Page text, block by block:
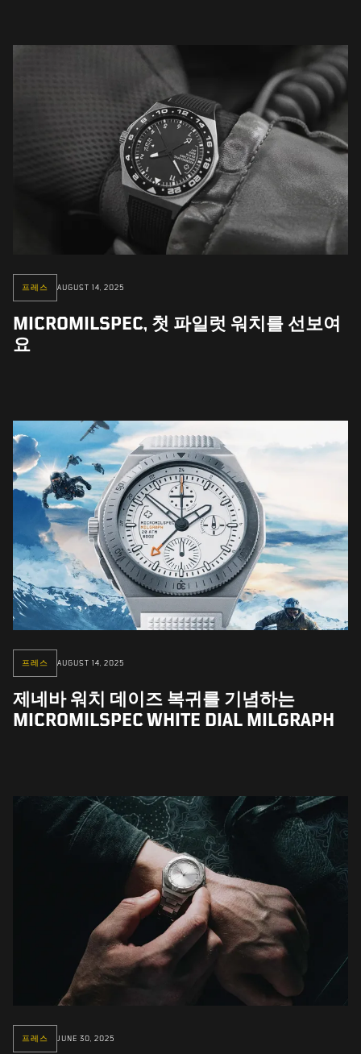
프레스 AUGUST 14, 2025
MICROMILSPEC, 첫 파일럿 워치를 선보여
요
프레스 AUGUST 14, 2025
제네바 워치 데이즈 복귀를 기념하는
MICROMILSPEC WHITE DIAL MILGRAPH
프레스 JUNE 30, 2025